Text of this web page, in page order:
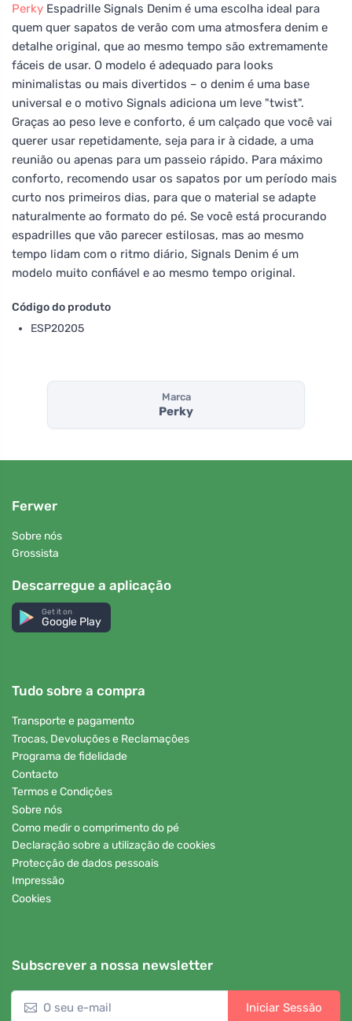
Perky Espadrille Signals Denim é uma escolha ideal para
quem quer sapatos de verão com uma atmosfera denim e
detalhe original, que ao mesmo tempo são extremamente
fáceis de usar. O modelo é adequado para looks
minimalistas ou mais divertidos – o denim é uma base
universal e o motivo Signals adiciona um leve "twist".
Graças ao peso leve e conforto, é um calçado que você vai
querer usar repetidamente, seja para ir à cidade, a uma
reunião ou apenas para um passeio rápido. Para máximo
conforto, recomendo usar os sapatos por um período mais
curto nos primeiros dias, para que o material se adapte
naturalmente ao formato do pé. Se você está procurando
espadrilles que vão parecer estilosas, mas ao mesmo
tempo lidam com o ritmo diário, Signals Denim é um
modelo muito confiável e ao mesmo tempo original.
Código do produto
ESP20205
Marca
Perky
Ferwer
Sobre nós
Grossista
Descarregue a aplicação
Get it on
Google Play
Tudo sobre a compra
Transporte e pagamento
Trocas, Devoluções e Reclamações
Programa de fidelidade
Contacto
Termos e Condições
Sobre nós
Como medir o comprimento do pé
Declaração sobre a utilização de cookies
Protecção de dados pessoais
Impressão
Cookies
Subscrever a nossa newsletter
Iniciar Sessão